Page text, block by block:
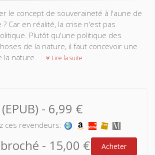
le concept de souveraineté à l'aune de
? Car en réalité, la crise n'est pas
Plutôt qu'une politique des
de la nature, il faut concevoir une
la nature.
Lire la suite
- 6,99 €
ces revendeurs:
- 15,00 € Acheter